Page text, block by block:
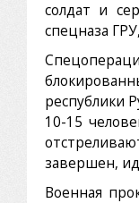
солдат и
спецназа
республики
10-15
завершен,
Военная